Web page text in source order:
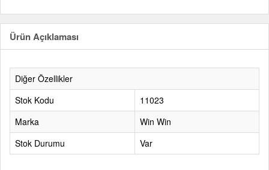
Ürün Açıklaması
Diğer Özellikler
Stok Kodu
11023
Marka
Win Win
Stok Durumu
Var